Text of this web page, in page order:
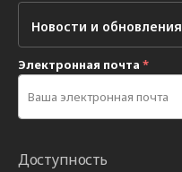
Электронная почта *
Доступность